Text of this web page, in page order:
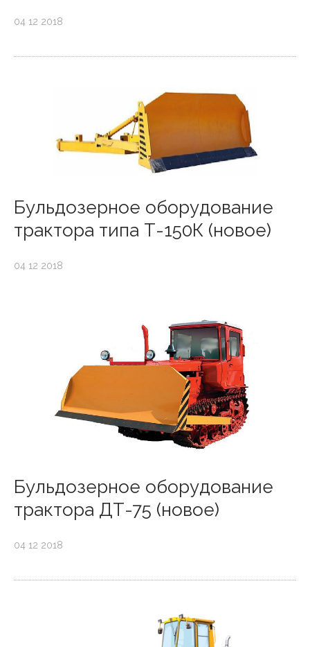
04 12 2018
Бульдозерное оборудование
трактора типа Т-150К (новое)
04 12 2018
Бульдозерное оборудование
трактора ДТ-75 (новое)
04 12 2018